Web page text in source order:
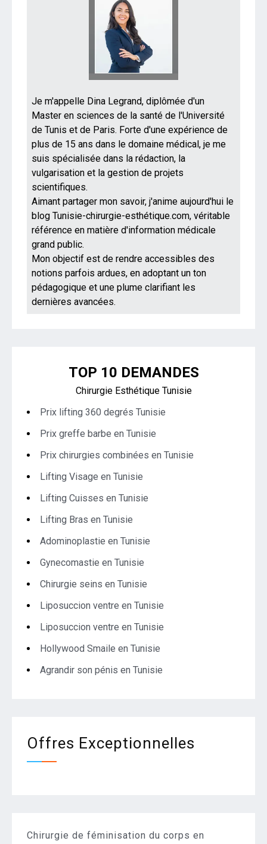
Je m'appelle Dina Legrand, diplômée d'un
Master en sciences de la santé de l'Université
de Tunis et de Paris. Forte d'une expérience de
plus de 15 ans dans le domaine médical, je me
suis spécialisée dans la rédaction, la
vulgarisation et la gestion de projets
scientifiques.
Aimant partager mon savoir, j'anime aujourd'hui le
blog Tunisie-chirurgie-esthétique.com, véritable
référence en matière d'information médicale
grand public.
Mon objectif est de rendre accessibles des
notions parfois ardues, en adoptant un ton
pédagogique et une plume clarifiant les
dernières avancées.
TOP 10 DEMANDES
Chirurgie Esthétique Tunisie
Prix lifting 360 degrés Tunisie
Prix greffe barbe en Tunisie
Prix chirurgies combinées en Tunisie
Lifting Visage en Tunisie
Lifting Cuisses en Tunisie
Lifting Bras en Tunisie
Adominoplastie en Tunisie
Gynecomastie en Tunisie
Chirurgie seins en Tunisie
Liposuccion ventre en Tunisie
Liposuccion ventre en Tunisie
Hollywood Smaile en Tunisie
Agrandir son pénis en Tunisie
Offres Exceptionnelles
Chirurgie de féminisation du corps en